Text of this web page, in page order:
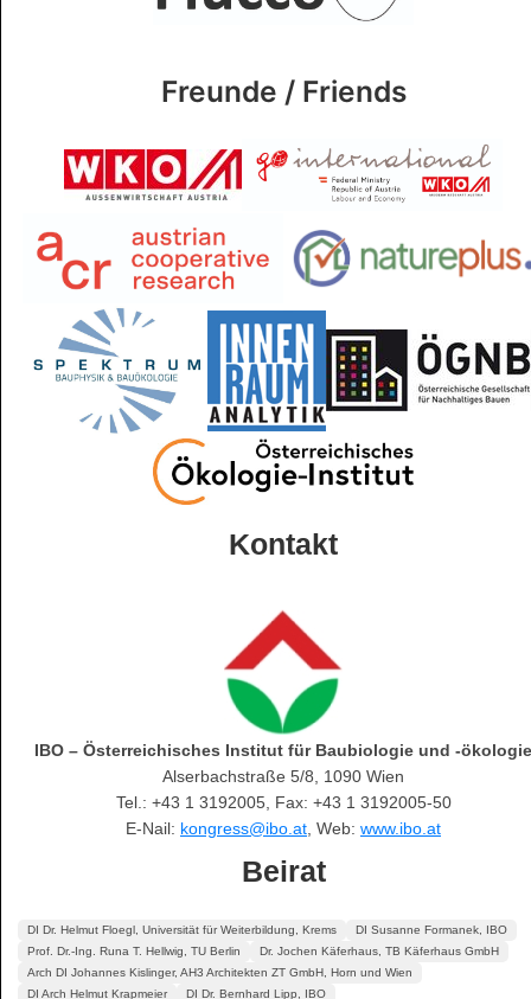
Freunde / Friends
Kontakt
IBO – Österreichisches Institut für Baubiologie und -ökologie
Alserbachstraße 5/8, 1090 Wien
Tel.: +43 1 3192005, Fax: +43 1 3192005-50
E-Nail: kongress@ibo.at , Web: www.ibo.at
Beirat
DI Dr. Helmut Floegl, Universität für Weiterbildung, Krems
DI Susanne Formanek, IBO
Prof. Dr.-Ing. Runa T. Hellwig, TU Berlin
Dr. Jochen Käferhaus, TB Käferhaus GmbH
Arch DI Johannes Kislinger, AH3 Architekten ZT GmbH, Horn und Wien
DI Arch Helmut Krapmeier
DI Dr. Bernhard Lipp, IBO